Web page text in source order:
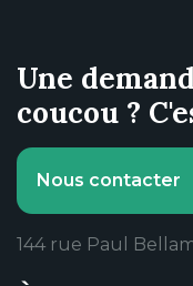
Une
coucou ?
Nous contacter
144 rue Paul